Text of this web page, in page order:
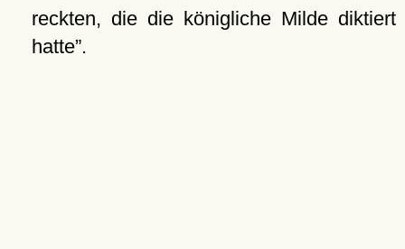
reckten, die die königliche Milde diktiert
hatte .